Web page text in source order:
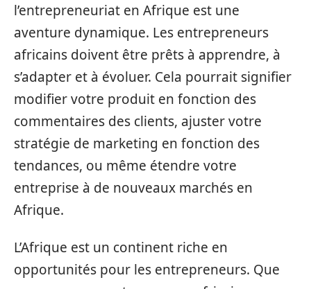
l’entrepreneuriat en Afrique est une
aventure dynamique. Les entrepreneurs
africains doivent être prêts à apprendre, à
s’adapter et à évoluer. Cela pourrait signifier
modifier votre produit en fonction des
commentaires des clients, ajuster votre
stratégie de marketing en fonction des
tendances, ou même étendre votre
entreprise à de nouveaux marchés en
Afrique.
L’Afrique est un continent riche en
opportunités pour les entrepreneurs. Que